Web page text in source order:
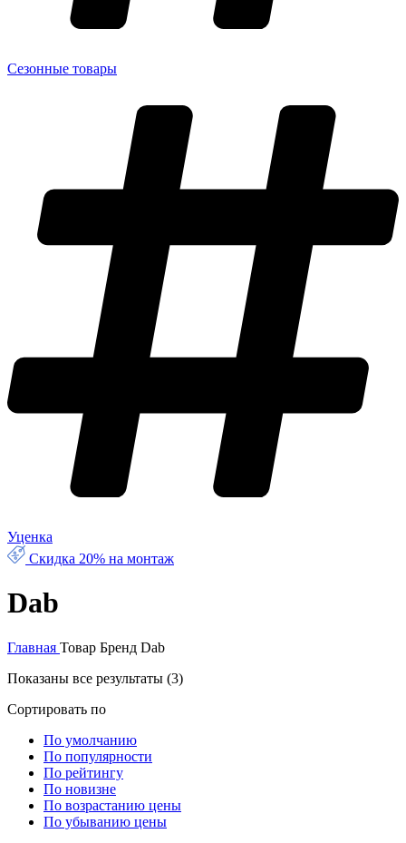
Сезонные товары
Уценка
Скидка 20% на монтаж
Dab
Главная Товар Бренд Dab
Показаны все результаты (3)
Сортировать по
По умолчанию
По популярности
По рейтингу
По новизне
По возрастанию цены
По убыванию цены